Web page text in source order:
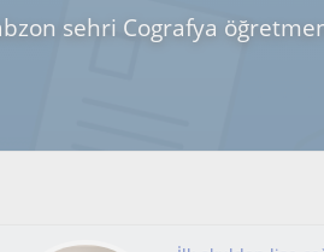
sehri Cografya